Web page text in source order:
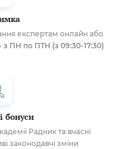
експертам онлайн або
з ПН по ПТН (з 09:30-17:30)
бонуси
Радник та вчасні
законодавчі зміни